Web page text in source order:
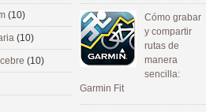
Cómo grabar
y compartir
rutas de
manera
sencilla:
Garmin Fit
(10)
(10)
(10)